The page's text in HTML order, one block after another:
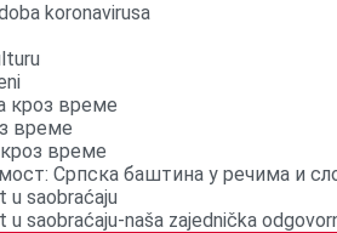
koronavirusa
кроз време
време
време
Српска баштина у речима и
u saobraćaju
u saobraćaju-naša zajednička